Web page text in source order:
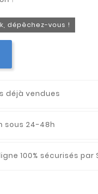
dépêchez-vous !
déjà vendues
sous 24-48h
100% sécurisés par